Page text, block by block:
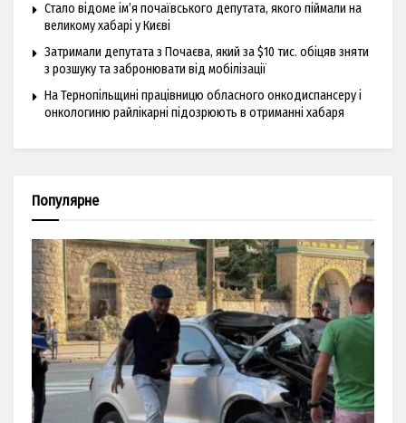
Стало відоме ім’я почаївського депутата, якого піймали на
великому хабарі у Києві
Затримали депутата з Почаєва, який за $10 тис. обіцяв зняти
з розшуку та забронювати від мобілізації
На Тернопільщині працівницю обласного онкодиспансеру і
онкологиню райлікарні підозрюють в отриманні хабаря
Популярне